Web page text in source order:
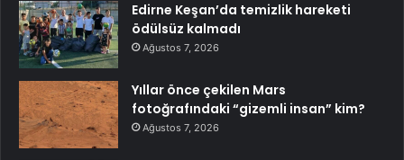
Edirne Keşan’da temizlik hareketi
ödülsüz kalmadı
Ağustos 7, 2026
Yıllar önce çekilen Mars
fotoğrafındaki “gizemli insan” kim?
Ağustos 7, 2026